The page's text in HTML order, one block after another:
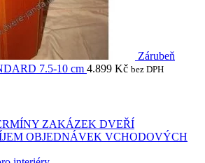
Zárubeň
7.5-10 cm 4.899 Kč bez DPH
ZAKÁZEK DVEŘÍ
OBJEDNÁVEK VCHODOVÝCH